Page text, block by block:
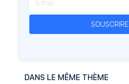
SOUSCRIRE
DANS LE MÊME THÈME